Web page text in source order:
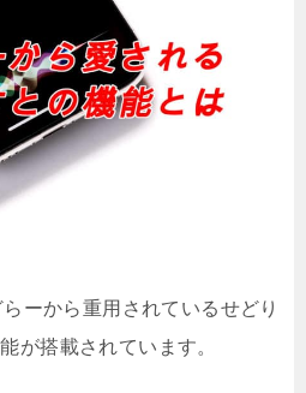
ーから重用されているせどり
が搭載されています。